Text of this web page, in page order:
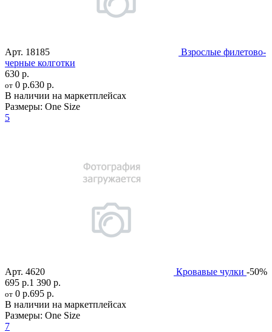
Арт. 18185
Взрослые филетово-
черные колготки
630 р.
от 0 р.630 р.
В наличии на маркетплейсах
Размеры: One Size
5
Арт. 4620 Кровавые чулки -50%
695 р.1 390 р.
от 0 р.695 р.
В наличии на маркетплейсах
Размеры: One Size
7